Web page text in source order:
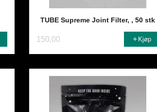
TUBE Supreme Joint Filter, , 50 stk
150,00 Kjøp